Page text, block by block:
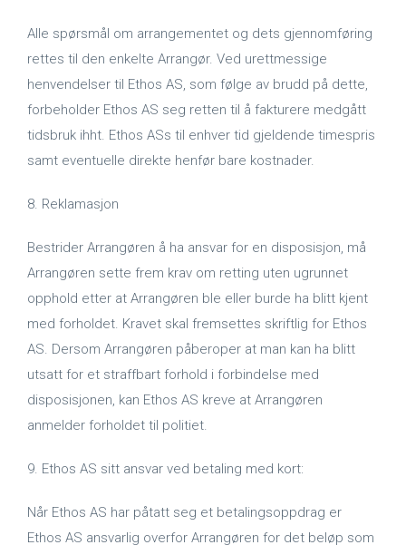
Alle spørsmål om arrangementet og dets gjennomføring
rettes til den enkelte Arrangør. Ved urettmessige
henvendelser til Ethos AS, som følge av brudd på dette,
forbeholder Ethos AS seg retten til å fakturere medgått
tidsbruk ihht. Ethos ASs til enhver tid gjeldende timespris
samt eventuelle direkte henfør bare kostnader.
8. Reklamasjon
Bestrider Arrangøren å ha ansvar for en disposisjon, må
Arrangøren sette frem krav om retting uten ugrunnet
opphold etter at Arrangøren ble eller burde ha blitt kjent
med forholdet. Kravet skal fremsettes skriftlig for Ethos
AS. Dersom Arrangøren påberoper at man kan ha blitt
utsatt for et straffbart forhold i forbindelse med
disposisjonen, kan Ethos AS kreve at Arrangøren
anmelder forholdet til politiet.
9. Ethos AS sitt ansvar ved betaling med kort:
Når Ethos AS har påtatt seg et betalingsoppdrag er
Ethos AS ansvarlig overfor Arrangøren for det beløp som